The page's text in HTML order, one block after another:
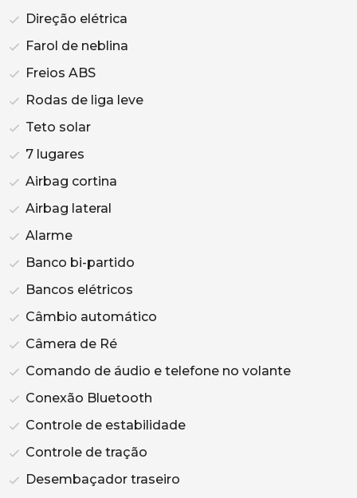
Direção elétrica
Farol de neblina
Freios ABS
Rodas de liga leve
Teto solar
7 lugares
Airbag cortina
Airbag lateral
Alarme
Banco bi-partido
Bancos elétricos
Câmbio automático
Câmera de Ré
Comando de áudio e telefone no volante
Conexão Bluetooth
Controle de estabilidade
Controle de tração
Desembaçador traseiro